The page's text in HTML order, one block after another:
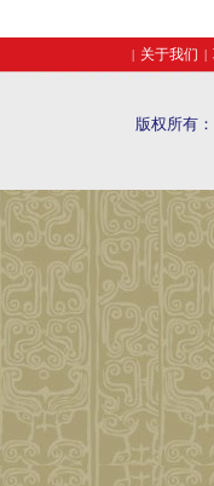
| 关于我们 |
版权所有